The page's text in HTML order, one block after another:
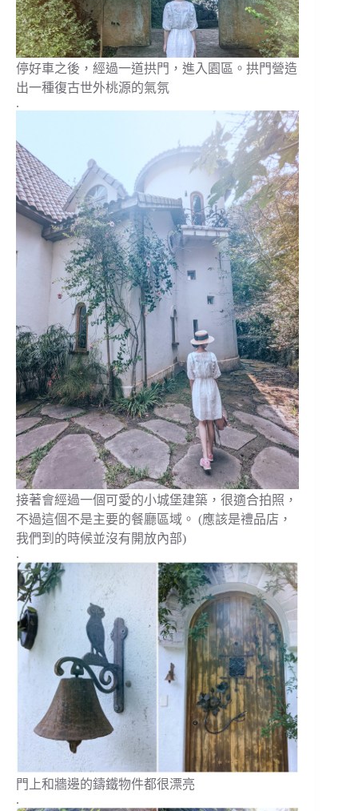
停好車之後，經過一道拱門，進入園區。拱門營造
出一種復古世外桃源的氣氛
.
接著會經過一個可愛的小城堡建築，很適合拍照，
不過這個不是主要的餐廳區域。 (應該是禮品店，
我們到的時候並沒有開放內部)
.
門上和牆邊的鑄鐵物件都很漂亮
.